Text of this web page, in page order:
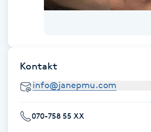
Fransar
Fransborttagning
Fransfärgning
Kontakt
070-758 55 XX